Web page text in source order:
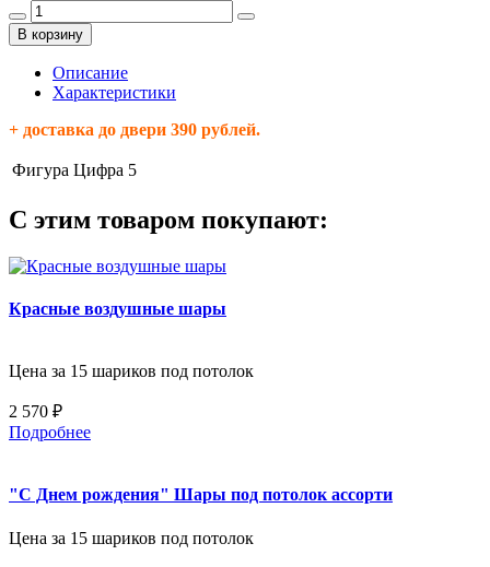
В корзину
Описание
Характеристики
+ доставка до двери 390 рублей.
Фигура Цифра 5
С этим товаром покупают:
Красные воздушные шары
Цена за 15 шариков под потолок
2 570 ₽
Подробнее
"С Днем рождения" Шары под потолок ассорти
Цена за 15 шариков под потолок